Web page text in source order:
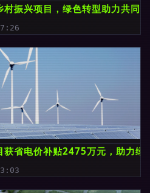
振兴项目，绿色转型助力共同
获省电价补贴2475万元，助力绿